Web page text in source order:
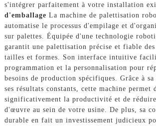
s'intégrer parfaitement à votre installation
d'emballage La machine de palettisation
automatise le processus d'empilage et
sur palettes. Équipée d'une technologie
garantit une palettisation précise et fiable des
tailles et formes. Son interface intuitive
programmation et la personnalisation pour
besoins de production spécifiques. Grâce à sa
ses résultats constants, cette machine permet
significativement la productivité et de
d'œuvre au sein de votre usine. De plus, sa
durable en fait un investissement judicieux